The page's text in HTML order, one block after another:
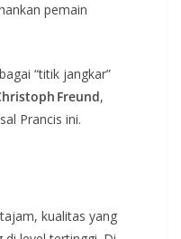
pemain
“titik jangkar”
Freund,
Prancis ini.
kualitas yang